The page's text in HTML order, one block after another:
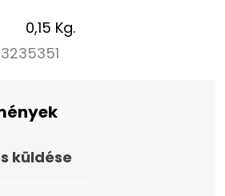
0,15 Kg.
küldése